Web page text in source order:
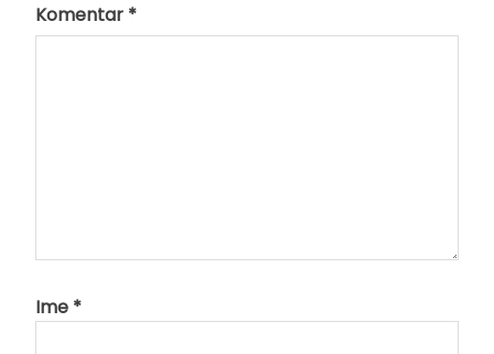
Komentar *
Ime *